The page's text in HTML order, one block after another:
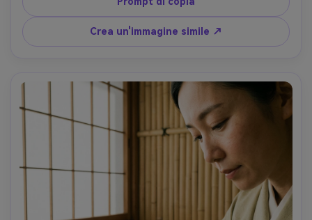
pelle realistici, highlights puliti, fotorealistico- -ar 4:5
Crea un'immagine simile ↗